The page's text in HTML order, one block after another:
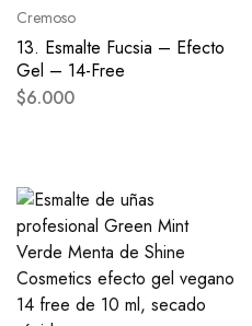
Cremoso
13. Esmalte Fucsia – Efecto
Gel – 14-Free
$6.000